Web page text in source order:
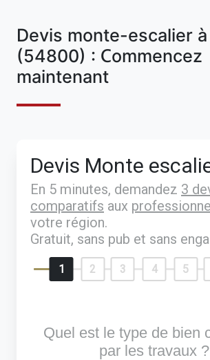
Devis monte-escalier
(54800) : Commencez
maintenant
Devis Monte
En 5 minutes, demandez 3
comparatifs aux
votre région.
Gratuit, sans pub et sans
1 2 3 4 5
Quel est le type de bien
par les travaux ?